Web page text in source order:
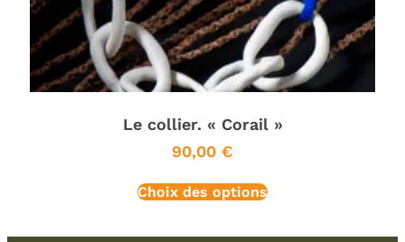
Le collier. « Corail »
90,00 €
Choix des options